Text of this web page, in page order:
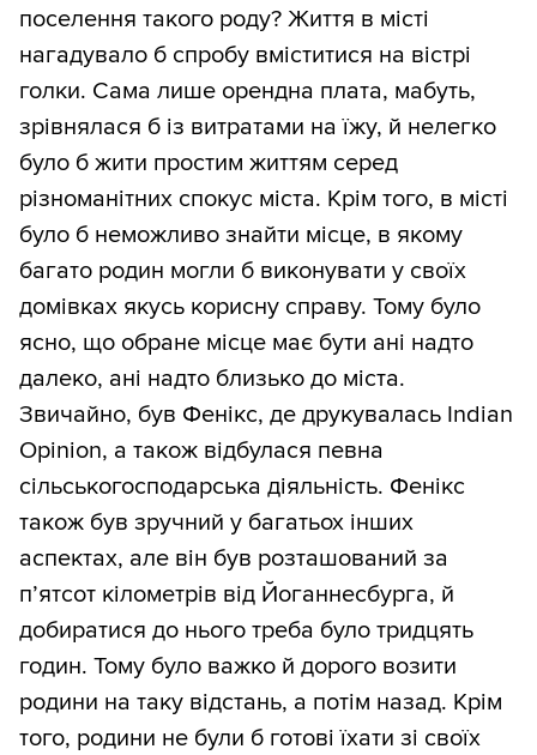
поселення такого роду? Життя в місті
нагадувало б спробу вміститися на вістрі
голки. Сама лише орендна плата, мабуть,
зрівнялася б із витратами на їжу, й нелегко
було б жити простим життям серед
різноманітних спокус міста. Крім того, в місті
було б неможливо знайти місце, в якому
багато родин могли б виконувати у своїх
домівках якусь корисну справу. Тому було
ясно, що обране місце має бути ані надто
далеко, ані надто близько до міста.
Звичайно, був Фенікс, де друкувалась Indian
Opinion, а також відбулася певна
сільськогосподарська діяльність. Фенікс
також був зручний у багатьох інших
аспектах, але він був розташований за
п’ятсот кілометрів від Йоганнесбурга, й
добиратися до нього треба було тридцять
годин. Тому було важко й дорого возити
родини на таку відстань, а потім назад. Крім
того, родини не були б готові їхати зі своїх